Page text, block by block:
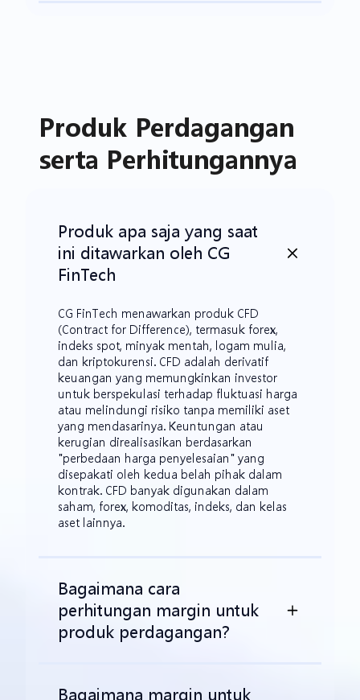
Produk Perdagangan
serta Perhitungannya
Produk apa saja yang saat
ini ditawarkan oleh CG
FinTech
CG FinTech menawarkan produk CFD
(Contract for Difference), termasuk forex,
indeks spot, minyak mentah, logam mulia,
dan kriptokurensi. CFD adalah derivatif
keuangan yang memungkinkan investor
untuk berspekulasi terhadap fluktuasi harga
atau melindungi risiko tanpa memiliki aset
yang mendasarinya. Keuntungan atau
kerugian direalisasikan berdasarkan
"perbedaan harga penyelesaian" yang
disepakati oleh kedua belah pihak dalam
kontrak. CFD banyak digunakan dalam
saham, forex, komoditas, indeks, dan kelas
aset lainnya.
Bagaimana cara
perhitungan margin untuk
produk perdagangan?
Bagaimana margin untuk